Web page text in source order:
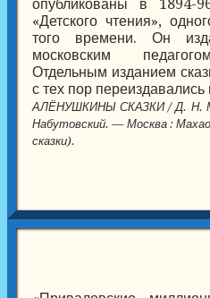
опубликованы в 1894-
«Детского чтения»,
того времени. Он
московским
Отдельным изданием
с тех пор
АЛЁНУШКИНЫ СКАЗКИ / Д. Н.
Набутовский. — Москва :
сказки).